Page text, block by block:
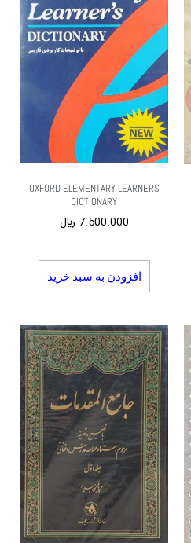
OXFORD ELEMENTARY LEARNERS
DICTIONARY
7.500.000 ﷼
افزودن به سبد خرید